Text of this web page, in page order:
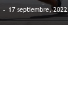
- 17 septiembre, 2022